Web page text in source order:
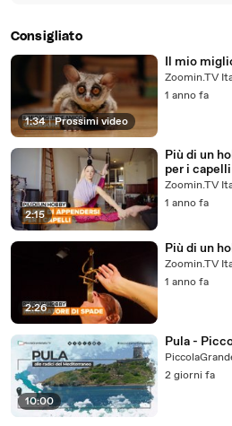
Consigliato
1:34 | Prossimi video
Il mio
Zoomin.TV
1 anno fa
2:15
Più di un
per i capelli
Zoomin.TV
1 anno fa
2:26
Più di un
Zoomin.TV
1 anno fa
10:00
Pula -
2 giorni fa